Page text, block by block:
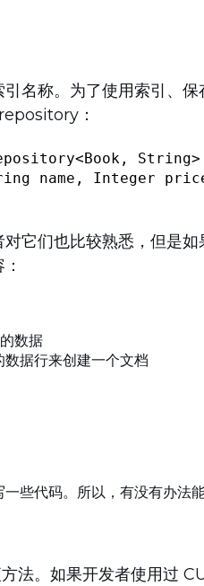
名称。为了使用索引、
：
<Book , String>
name, Integer
它们也比较熟悉，但是如
数据
据行来创建一个文档
些代码。所以，有没有办法
法。如果开发者使用过